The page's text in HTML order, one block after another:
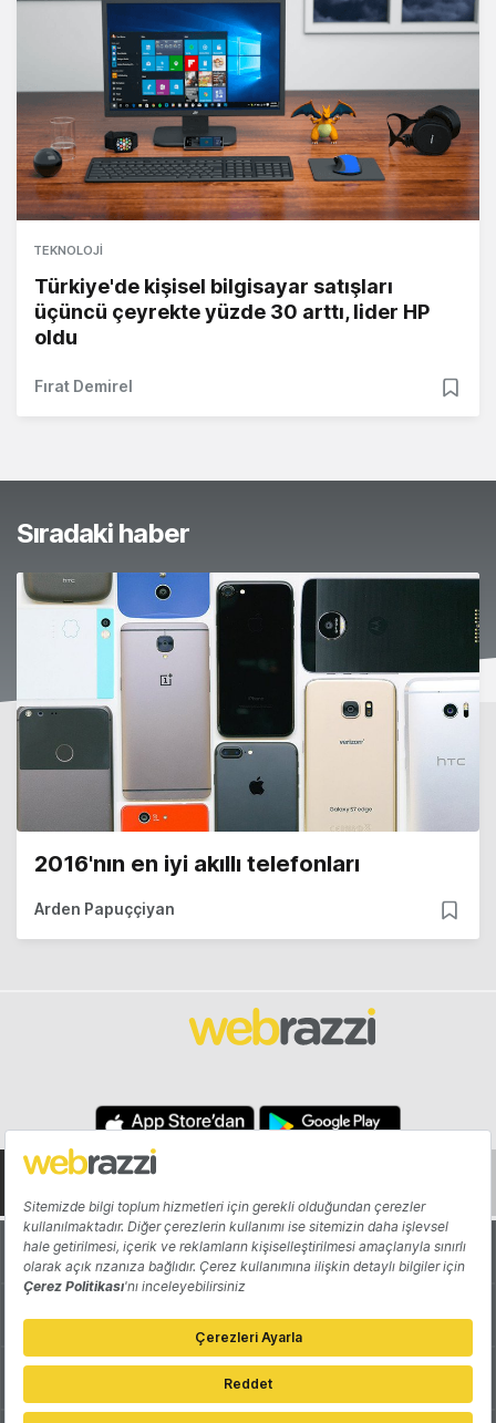
TEKNOLOJI
Türkiye'de kişisel bilgisayar satışları
üçüncü çeyrekte yüzde 30 arttı, lider HP
oldu
Fırat Demirel
Sıradaki haber
2016'nın en iyi akıllı telefonları
Arden Papuççiyan
Hakkında Yazarlar
Katkıda Bulun Reklam